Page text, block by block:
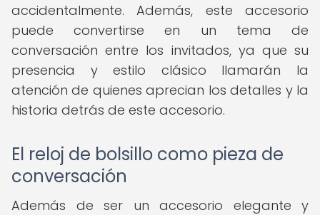
accidentalmente. Además, este accesorio
puede convertirse en un tema de
conversación entre los invitados, ya que su
presencia y estilo clásico llamarán la
atención de quienes aprecian los detalles y la
historia detrás de este accesorio.
El reloj de bolsillo como pieza de
conversación
Además de ser un accesorio elegante y